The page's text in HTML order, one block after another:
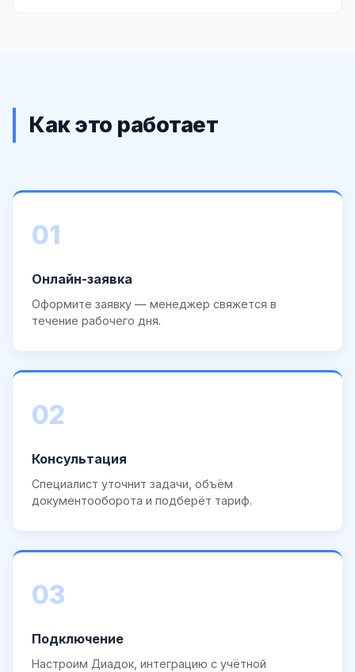
Как это работает
01
Онлайн-заявка
Оформите заявку — менеджер свяжется в
течение рабочего дня.
02
Консультация
Специалист уточнит задачи, объём
документооборота и подберёт тариф.
03
Подключение
Настроим Диадок, интеграцию с учётной